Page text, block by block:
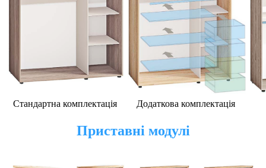
Стандартна комплектація Додаткова комплектація
Приставні модулі